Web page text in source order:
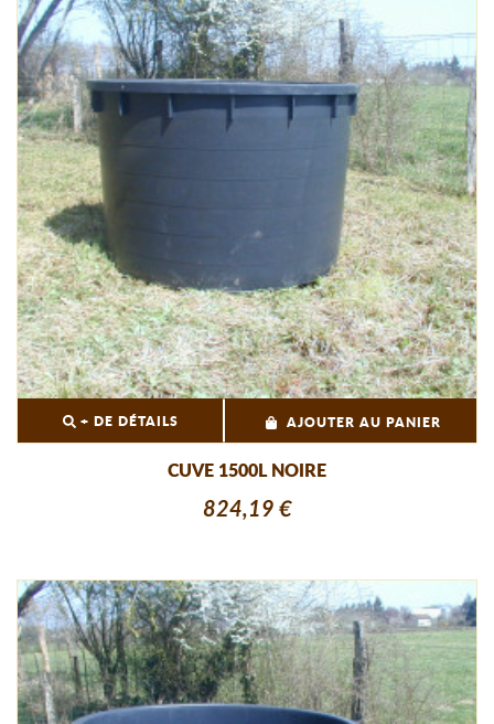
+ DE DÉTAILS AJOUTER AU PANIER
CUVE 1500L NOIRE
824,19 €